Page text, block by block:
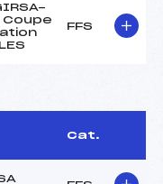
Coupe
FFS
Cat.